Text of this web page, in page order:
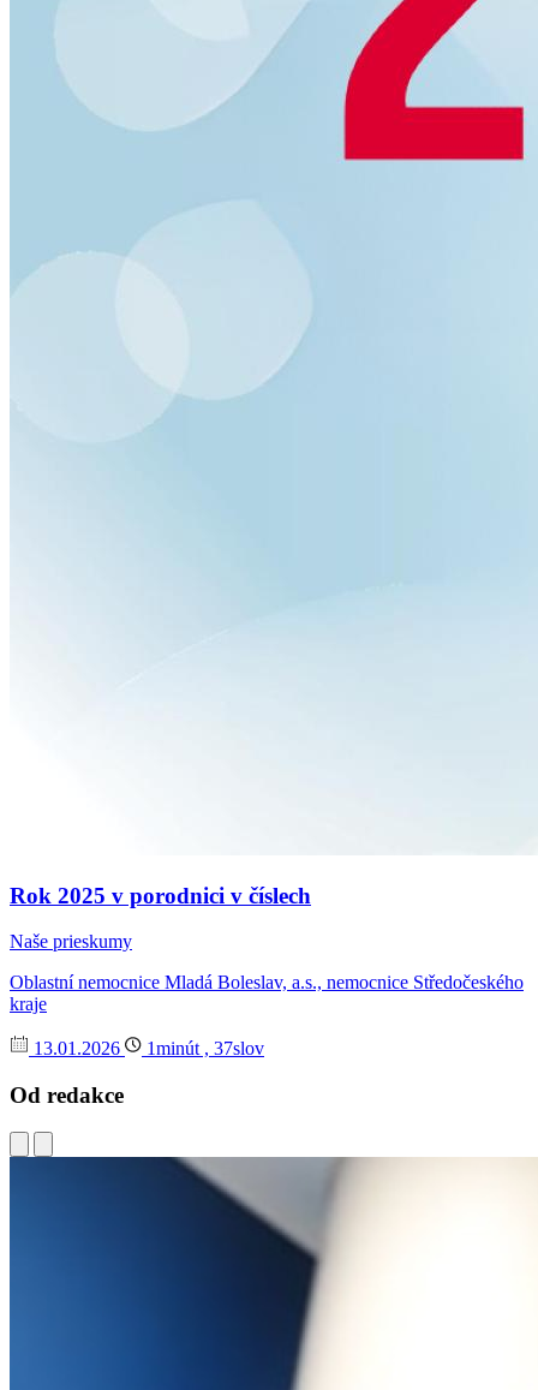
Rok 2025 v porodnici v číslech
Naše prieskumy
Oblastní nemocnice Mladá Boleslav, a.s., nemocnice Středočeského
kraje
13.01.2026 1minút , 37slov
Od redakce